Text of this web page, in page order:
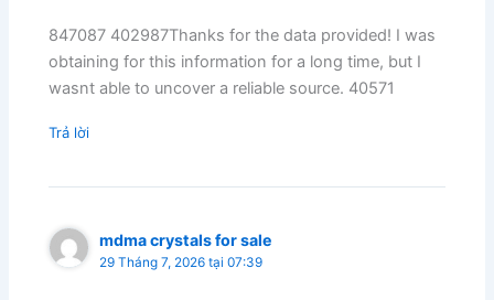
847087 402987Thanks for the data provided! I was
obtaining for this information for a long time, but I
wasnt able to uncover a reliable source. 40571
Trả lời
mdma crystals for sale
29 Tháng 7, 2026 tại 07:39